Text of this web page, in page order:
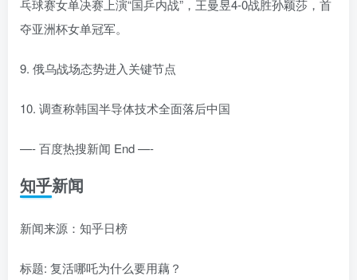
乓球赛女单决赛上演“国乒内战”，王曼昱4-0战胜孙颖莎，首
夺亚洲杯女单冠军。
9. 俄乌战场态势进入关键节点
10. 调查称韩国半导体技术全面落后中国
—- 百度热搜新闻 End —-
知乎新闻
新闻来源：知乎日榜
标题: 复活哪吒为什么要用藕？